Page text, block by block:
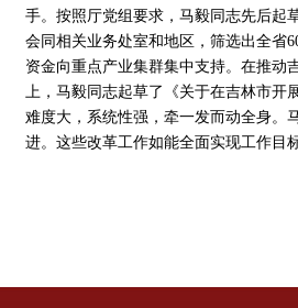
手。按照厅党组要求，马毅同志先后起
会同相关业务处室和地区，筛选出全省
资金向重点产业集群集中支持。在推动
上，马毅同志起草了《关于在吉林市开
难度大，系统性强，牵一发而动全身。
进。这些改革工作如能全面实现工作目